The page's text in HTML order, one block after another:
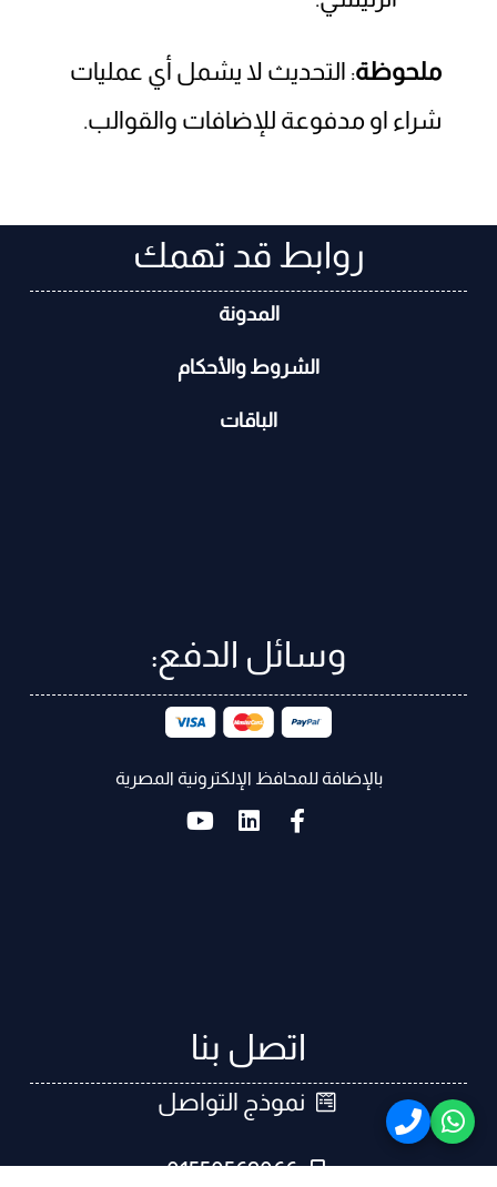
ملحوظة: التحديث لا يشمل أي عمليات
شراء او مدفوعة للإضافات والقوالب.
روابط قد تهمك
المدونة
الشروط والأحكام
الباقات
وسائل الدفع:
بالإضافة للمحافظ الإلكترونية المصرية
اتصل بنا
نموذج التواصل
01550569066